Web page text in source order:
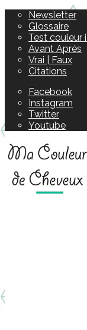
Newsletter
Glossaire
Test couleur
Avant Après
Vrai | Faux
Citations
Facebook
Instagram
Twitter
Youtube